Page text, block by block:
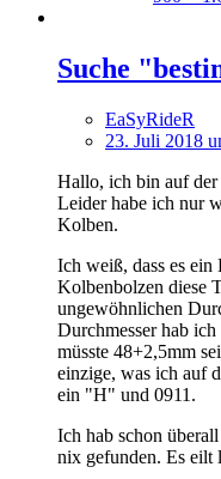
Suche
EaSyRideR
23. Juli 2018
Hallo, ich bin auf der
Leider habe ich nur
Kolben.
Ich weiß, dass es
Kolbenbolzen diese
ungewöhnlichen
Durchmesser hab
müsste 48+2,5mm
einzige, was ich auf
ein "H" und 0911.
Ich hab schon
nix gefunden. Es eilt